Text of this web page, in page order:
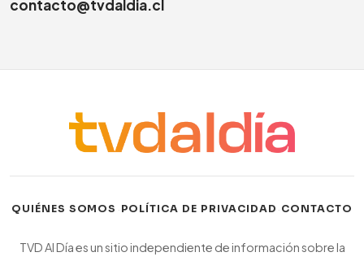
contacto@tvdaldia.cl
QUIÉNES SOMOS ·POLÍTICA DE PRIVACIDAD ·CONTACTO
TVD Al Día es un sitio independiente de información sobre la